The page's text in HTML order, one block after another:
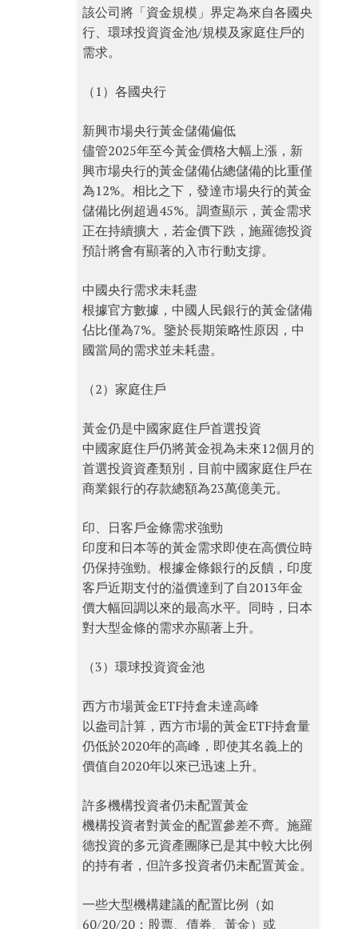
該公司將「資金規模」界定為來自各國央
行、環球投資資金池/規模及家庭住戶的
需求。
（1）各國央行
新興市場央行黃金儲備偏低
儘管2025年至今黃金價格大幅上漲，新
興市場央行的黃金儲備佔總儲備的比重僅
為12%。相比之下，發達市場央行的黃金
儲備比例超過45%。調查顯示，黃金需求
正在持續擴大，若金價下跌，施羅德投資
預計將會有顯著的入市行動支撐。
中國央行需求未耗盡
根據官方數據，中國人民銀行的黃金儲備
佔比僅為7%。鑒於長期策略性原因，中
國當局的需求並未耗盡。
（2）家庭住戶
黃金仍是中國家庭住戶首選投資
中國家庭住戶仍將黃金視為未來12個月的
首選投資資產類別，目前中國家庭住戶在
商業銀行的存款總額為23萬億美元。
印、日客戶金條需求強勁
印度和日本等的黃金需求即使在高價位時
仍保持強勁。根據金條銀行的反饋，印度
客戶近期支付的溢價達到了自2013年金
價大幅回調以來的最高水平。同時，日本
對大型金條的需求亦顯著上升。
（3）環球投資資金池
西方市場黃金ETF持倉未達高峰
以盎司計算，西方市場的黃金ETF持倉量
仍低於2020年的高峰，即使其名義上的
價值自2020年以來已迅速上升。
許多機構投資者仍未配置黃金
機構投資者對黃金的配置參差不齊。施羅
德投資的多元資產團隊已是其中較大比例
的持有者，但許多投資者仍未配置黃金。
一些大型機構建議的配置比例（如
60/20/20：股票、債券、黃金）或